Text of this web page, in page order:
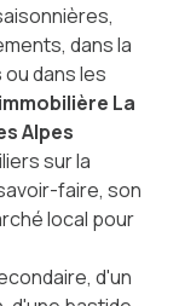
dans la
ou dans les
La
Alpes
sur la
faire, son
local pour
d'un